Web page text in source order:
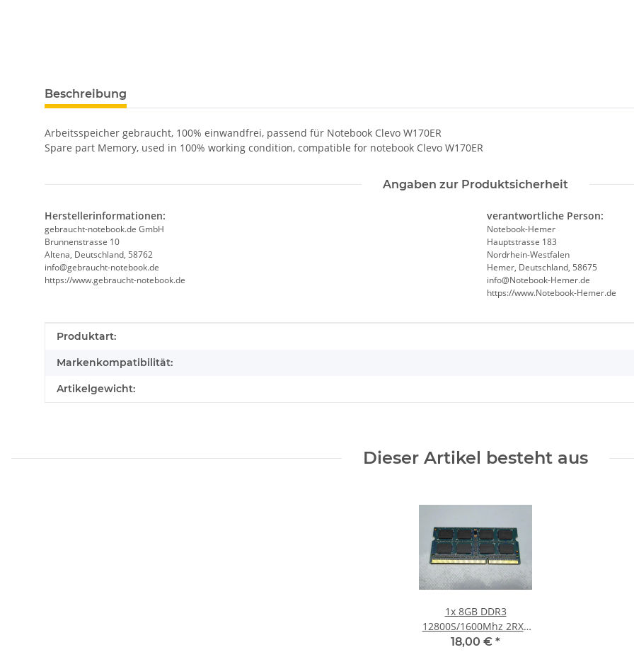
Beschreibung
Arbeitsspeicher gebraucht, 100% einwandfrei, passend für Notebook Clevo W170ER
Spare part Memory, used in 100% working condition, compatible for notebook Clevo W170ER
Angaben zur Produktsicherheit
Herstellerinformationen:
gebraucht-notebook.de GmbH
Brunnenstrasse 10
Altena, Deutschland, 58762
info@gebraucht-notebook.de
https://www.gebraucht-notebook.de
verantwortliche Person:
Notebook-Hemer
Hauptstrasse 183
Nordrhein-Westfalen
Hemer, Deutschland, 58675
info@Notebook-Hemer.de
https://www.Notebook-Hemer.de
Produkteigenschaft
Wert
Produktart:
Markenkompatibilität:
Artikelgewicht:
Dieser Artikel besteht aus
1x 8GB DDR3
12800S/1600Mhz 2RX8
Notebook SO-DIMM
18,00 € *